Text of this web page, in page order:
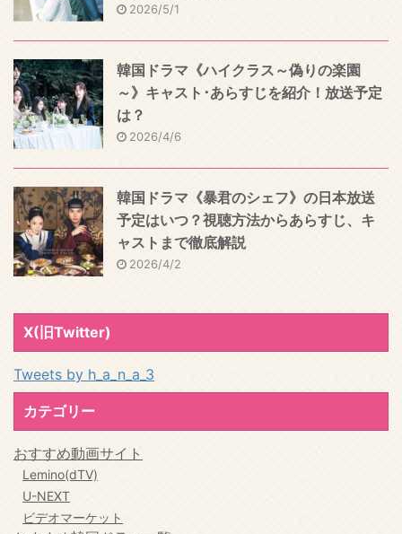
2026/5/1
韓国ドラマ《ハイクラス～偽りの楽園
～》キャスト･あらすじを紹介！放送予定
は？
2026/4/6
韓国ドラマ《暴君のシェフ》の日本放送
予定はいつ？視聴方法からあらすじ、キ
ャストまで徹底解説
2026/4/2
X(旧Twitter)
Tweets by h_a_n_a_3
カテゴリー
おすすめ動画サイト
Lemino(dTV)
U-NEXT
ビデオマーケット